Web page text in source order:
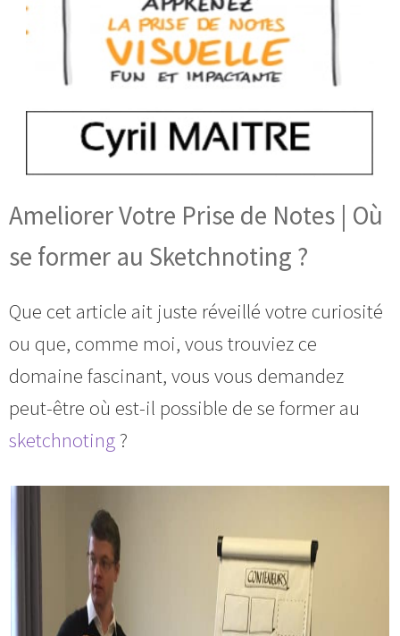
Ameliorer Votre Prise de Notes | Où
se former au Sketchnoting ?
Que cet article ait juste réveillé votre curiosité
ou que, comme moi, vous trouviez ce
domaine fascinant, vous vous demandez
peut-être où est-il possible de se former au
sketchnoting?